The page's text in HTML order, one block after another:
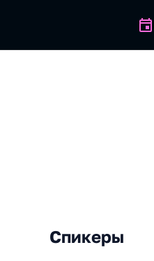
Спикеры